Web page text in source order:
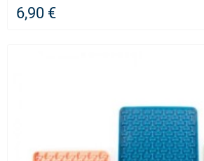
6,90 €